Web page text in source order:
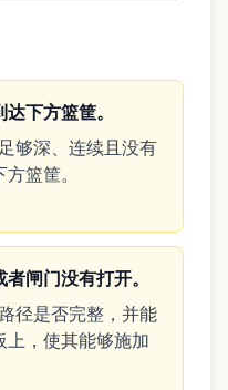
下方篮筐。
够深、连续且没有
篮筐。
闸门没有打开。
径是否完整，并能
，使其能够施加